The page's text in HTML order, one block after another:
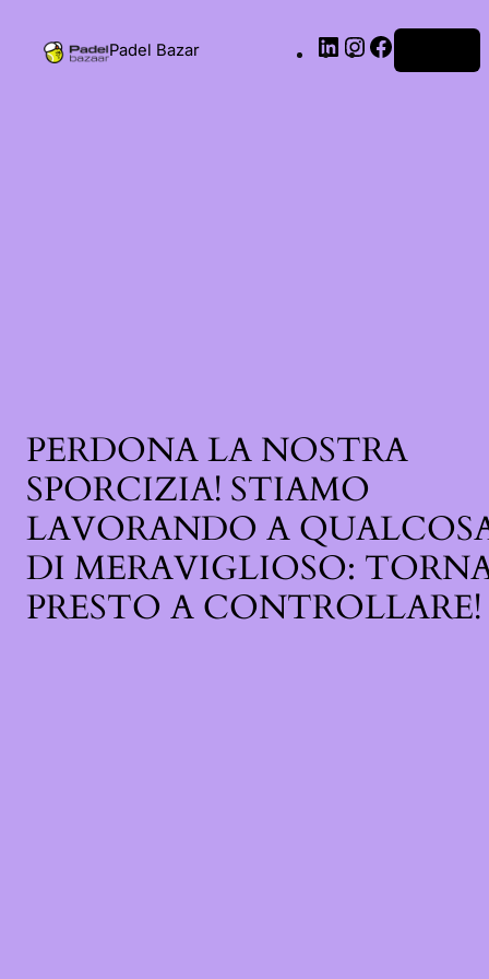
Padel Bazar
PERDONA LA NOSTRA
SPORCIZIA! STIAMO
LAVORANDO A
DI MERAVIGLIOSO:
PRESTO A CONTROLLARE!